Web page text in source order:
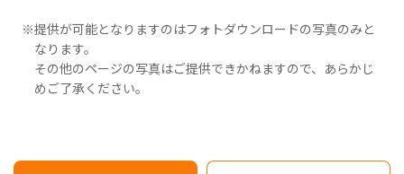
提供が可能となりますのはフォトダウンロードの写真のみと
なります。
その他のページの写真はご提供できかねますので、あらかじ
めご了承ください。